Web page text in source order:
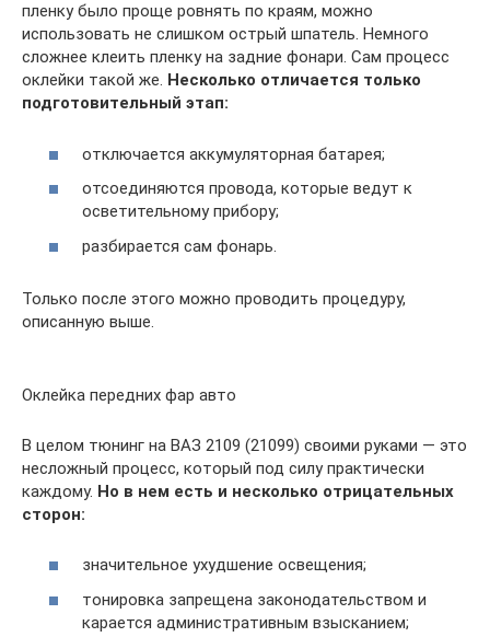
пленку было проще ровнять по краям, можно
использовать не слишком острый шпатель. Немного
сложнее клеить пленку на задние фонари. Сам процесс
оклейки такой же. Несколько отличается только
подготовительный этап:
отключается аккумуляторная батарея;
отсоединяются провода, которые ведут к
осветительному прибору;
разбирается сам фонарь.
Только после этого можно проводить процедуру,
описанную выше.
Оклейка передних фар авто
В целом тюнинг на ВАЗ 2109 (21099) своими руками — это
несложный процесс, который под силу практически
каждому. Но в нем есть и несколько отрицательных
сторон:
значительное ухудшение освещения;
тонировка запрещена законодательством и
карается административным взысканием;